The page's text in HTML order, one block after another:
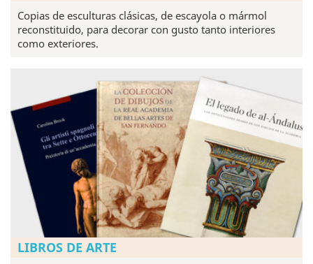
Copias de esculturas clásicas, de escayola o mármol
reconstituido, para decorar con gusto tanto interiores
como exteriores.
LIBROS DE ARTE